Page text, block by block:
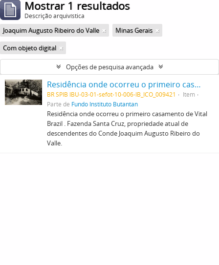
Mostrar 1 resultados
Descrição arquivística
Joaquim Augusto Ribeiro do Valle
Minas Gerais
Com objeto digital
Opções de pesquisa avançada
Residência onde ocorreu o primeiro casamento de Vital Brazil . Fazenda Santa Cruz, propriedade atual de descendentes do Conde Joaquim Augusto Ribeiro do Valle.
BR SPIB IBU-03-01-sefot-10-006-IB_ICO_009421
Item
Parte de Fundo Instituto Butantan
Residência onde ocorreu o primeiro casamento de Vital
Brazil . Fazenda Santa Cruz, propriedade atual de
descendentes do Conde Joaquim Augusto Ribeiro do
Valle.